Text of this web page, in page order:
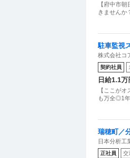
【府中市
きませんか
駐車監視
定年後に
株式会社コ
契約社員
日給1.1
【ここが
も万全◎1
瑞穂町／
ップ
日本分析工
正社員 交